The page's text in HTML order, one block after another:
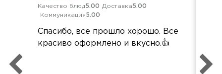
Качество блюд5.00 Доставка5.00
Коммуникация5.00
Спасибо, все прошло хорошо. Все
красиво оформлено и вкусно.👍